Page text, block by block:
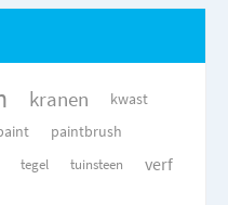
kranen
kwast
paintbrush
tegel tuinsteen verf